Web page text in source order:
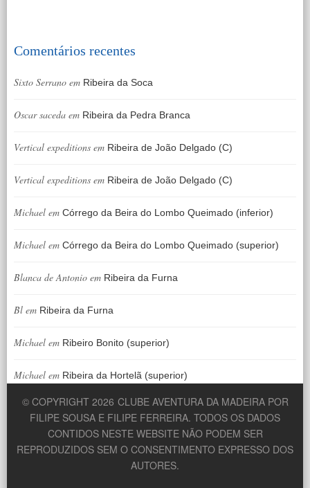
Comentários recentes
Sixto Serrano em Ribeira da Soca
Oscar saceda em Ribeira da Pedra Branca
Vertical expeditions em Ribeira de João Delgado (C)
Vertical expeditions em Ribeira de João Delgado (C)
Michael em Córrego da Beira do Lombo Queimado (inferior)
Michael em Córrego da Beira do Lombo Queimado (superior)
Blanca de Antonio em Ribeira da Furna
Bl em Ribeira da Furna
Michael em Ribeiro Bonito (superior)
Michael em Ribeira da Hortelã (superior)
© COPYRIGHT 2026 CLUBE AVENTURA DA MADEIRA POR
FILIPE SOUSA E FILIPE FERREIRA. TODOS OS DADOS
CONTIDOS NESTE WEBSITE NÃO PODEM SER
REPRODUZIDOS SEM O CONSENTIMENTO EXPRESSO DOS
AUTORES.